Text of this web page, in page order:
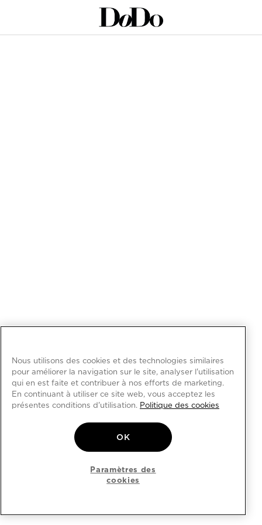
Nous utilisons des cookies et des technologies similaires
pour améliorer la navigation sur le site, analyser l'utilisation
qui en est faite et contribuer à nos efforts de marketing.
En continuant à utiliser ce site web, vous acceptez les
présentes conditions d'utilisation. Politique des cookies
OK
Paramètres des
cookies